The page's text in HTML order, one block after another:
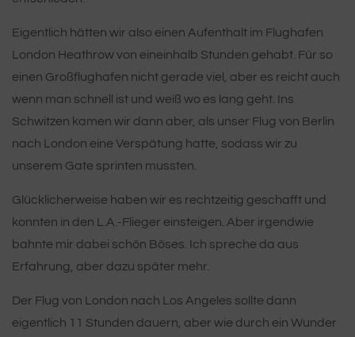
Eigentlich hätten wir also einen Aufenthalt im Flughafen
London Heathrow von eineinhalb Stunden gehabt. Für so
einen Großflughafen nicht gerade viel, aber es reicht auch
wenn man schnell ist und weiß wo es lang geht. Ins
Schwitzen kamen wir dann aber, als unser Flug von Berlin
nach London eine Verspätung hatte, sodass wir zu
unserem Gate sprinten mussten.
Glücklicherweise haben wir es rechtzeitig geschafft und
konnten in den L.A.-Flieger einsteigen. Aber irgendwie
bahnte mir dabei schön Böses. Ich spreche da aus
Erfahrung, aber dazu später mehr.
Der Flug von London nach Los Angeles sollte dann
eigentlich 11 Stunden dauern, aber wie durch ein Wunder